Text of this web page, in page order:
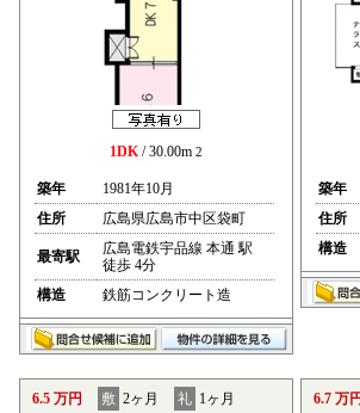
1DK/ 30.00m 2
築年
1981年10月
住所
広島県広島市中区袋町
最寄駅
広島電鉄宇品線 本通 駅
徒歩 4分
構造
鉄筋コンクリート造
築年
住所
構造
6.5 万円 敷 2ヶ月 礼 1ヶ月 6.7 万円